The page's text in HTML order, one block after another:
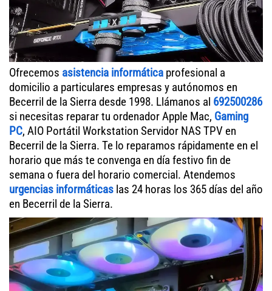
Ofrecemos asistencia informática profesional a
domicilio a particulares empresas y autónomos en
Becerril de la Sierra desde 1998. Llámanos al 692500286
si necesitas reparar tu ordenador Apple Mac, Gaming
PC, AIO Portátil Workstation Servidor NAS TPV en
Becerril de la Sierra. Te lo reparamos rápidamente en el
horario que más te convenga en día festivo fin de
semana o fuera del horario comercial. Atendemos
urgencias informáticas las 24 horas los 365 días del año
en Becerril de la Sierra.